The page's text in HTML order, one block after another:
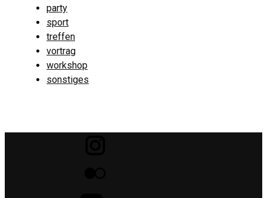
party
sport
treffen
vortrag
workshop
sonstiges